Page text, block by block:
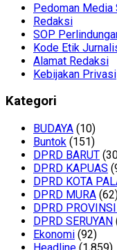
Pedoman Media
Redaksi
SOP
Kode Etik
Alamat Redaksi
Kebijakan Privasi
Kategori
BUDAYA (10)
Buntok (151)
DPRD BARUT
DPRD KAPUAS
DPRD KOTA
DPRD MURA
DPRD
DPRD SERUYAN
Ekonomi (92)